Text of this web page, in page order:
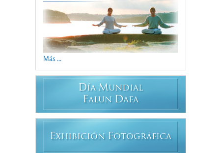
Más ...
DÍA MUNDIAL
FALUN DAFA
EXHIBICIÓN FOTOGRÁFICA